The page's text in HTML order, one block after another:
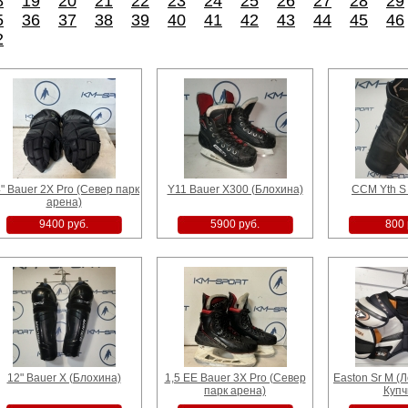
Bauer 2S Pro Yth M
Bauer S170 Yth L
Bauer X
CCM 9040 Yth M (Север
парк арена)
4500 руб.
Bauer One 15 Jr L
(Блохина)
4200 руб.
8" Calt
36 37 38 39 40 41 42 43 44 45 46
Bauer 2X Pro (Север парк
арена)
9400 руб.
Y11 Bauer X300 (Блохина)
5900 руб.
CCM Yth
800
12" Bauer X (Блохина)
1,5 EE Bauer 3X Pro (Север
парк арена)
Easton Sr M